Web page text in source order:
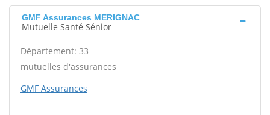
GMF Assurances MERIGNAC
Mutuelle Santé Sénior
Département: 33
mutuelles d'assurances
GMF Assurances